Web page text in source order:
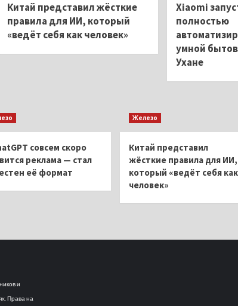
Китай представил жёсткие
правила для ИИ, который
«ведёт себя как человек»
Xiaomi
полностью
умной
Ухане
совсем скоро
реклама — стал
её формат
Железо
Китай представил
жёсткие правила для ИИ,
который «ведёт себя как
человек»
и
Права на